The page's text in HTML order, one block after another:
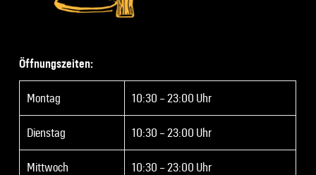
Öffnungszeiten:
Montag 10:30 – 23:00 Uhr
Dienstag 10:30 – 23:00 Uhr
Mittwoch 10:30 – 23:00 Uhr